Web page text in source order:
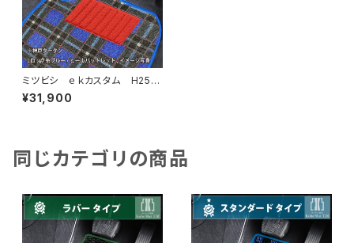
ミツビシ ｅｋカスタム H25/
6〜H31/3 B11W フロアマッ
ト一式 カーマット 神戸タータ
¥31,900
同じカテゴリの商品